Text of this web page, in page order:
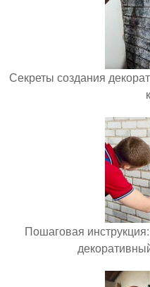
Секреты создания
Пошаговая